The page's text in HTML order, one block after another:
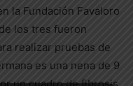
la Fundación Favaloro
los tres fueron
realizar pruebas de
es una nena de 9